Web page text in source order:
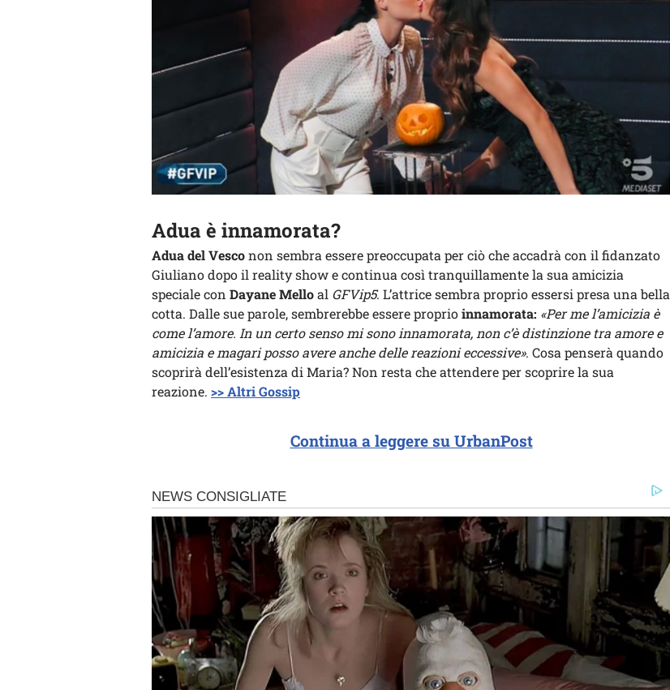
Adua è innamorata?
Adua del Vesconon sembra essere preoccupata per ciò che accadrà con il fidanzato
Giuliano dopo il reality show e continua così tranquillamente la sua amicizia
speciale con Dayane Melloal GFVip5. L’attrice sembra proprio essersi presa una bella
cotta. Dalle sue parole, sembrerebbe essere proprioinnamorata: «Per me l’amicizia è
come l’amore. In un certo senso mi sono innamorata, non c’è distinzione tra amore e
amicizia e magari posso avere anche delle reazioni eccessive». Cosa penserà quando
scoprirà dell’esistenza di Maria? Non resta che attendere per scoprire la sua
reazione. >> Altri Gossip
Continua a leggere su UrbanPost